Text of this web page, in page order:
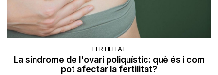
FERTILITAT
La síndrome de l'ovari poliquístic: què és i com
pot afectar la fertilitat?